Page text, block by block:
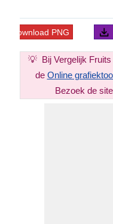
Download PNG
💡 Bij Vergelijk
de Online
Bezoek de